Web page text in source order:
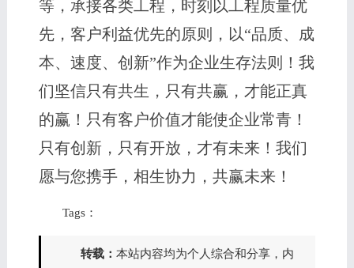
等，承接各类工程，时刻以工程质量优
先，客户利益优先的原则，以“品质、成
本、速度、创新”作为企业生存法则！我
们坚信只有共生，只有共赢，才能正真
的赢！只有客户价值才能使企业常青！
只有创新，只有开放，才有未来！我们
愿与您携手，相生协力，共赢未来！
Tags：
转载： 本站内容均为个人综合和分享，内